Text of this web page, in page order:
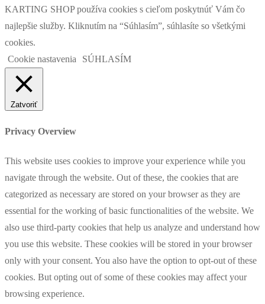
KARTING SHOP používa cookies s cieľom poskytnúť Vám čo
najlepšie služby. Kliknutím na “Súhlasím”, súhlasíte so všetkými
cookies.
Cookie nastavenia
SÚHLASÍM
Zatvoriť
Privacy Overview
This website uses cookies to improve your experience while you
navigate through the website. Out of these, the cookies that are
categorized as necessary are stored on your browser as they are
essential for the working of basic functionalities of the website. We
also use third-party cookies that help us analyze and understand how
you use this website. These cookies will be stored in your browser
only with your consent. You also have the option to opt-out of these
cookies. But opting out of some of these cookies may affect your
browsing experience.